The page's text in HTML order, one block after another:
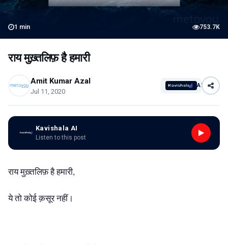
1 min 753.7K
राय मुख़्तलिफ़ है हमारी
Amit Kumar Azal
Jul 11, 2020
AI
Kavishala AI
Listen to this post
राय मुख़्तलिफ़ है हमारी,
ये तो कोई क़सूर नहीं।